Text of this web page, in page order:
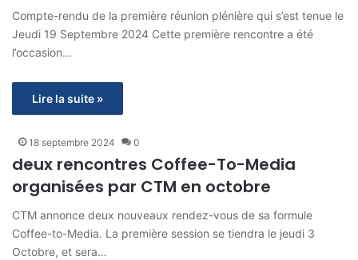
Compte-rendu de la première réunion plénière qui s’est tenue le
Jeudi 19 Septembre 2024 Cette première rencontre a été
l’occasion…
Lire la suite »
18 septembre 2024 0
deux rencontres Coffee-To-Media
organisées par CTM en octobre
CTM annonce deux nouveaux rendez-vous de sa formule
Coffee-to-Media. La première session se tiendra le jeudi 3
Octobre, et sera…